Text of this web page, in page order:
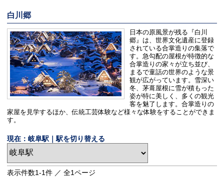
白川郷
日本の原風景が残る『白川
郷』は、世界文化遺産に登録
されている合掌造りの集落で
す。急勾配の屋根が特徴的な
合掌造りの家々が立ち並び、
まるで童話の世界のような景
観が広がっています。雪深い
冬、茅葺屋根に雪が積もった
姿が特に美しく、多くの観光
客を魅了します。合掌造りの
家屋を見学するほか、伝統工芸体験など様々な体験をすることができま
す。
現在：岐阜駅｜駅を切り替える
表示件数1-1件 ／ 全1ページ